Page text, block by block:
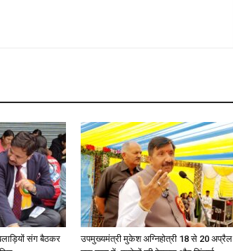
संग बैठकर
उपमुख्यमंत्री मुकेश अग्निहोत्री 18 से 20 अप्रैल